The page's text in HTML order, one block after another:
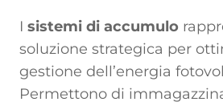
I sistemi di accumulo
soluzione strategica per
gestione dell’energia
Permettono di